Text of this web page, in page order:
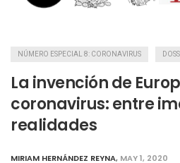
NÚMERO ESPECIAL 8: CORONAVIRUS
La invención de
coronavirus: entre
realidades
MIRIAM HERNÁNDEZ REYNA, MAY 1, 2020